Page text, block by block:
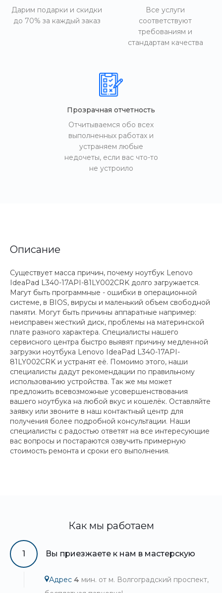
Дарим подарки и скидки
до 70% за каждый заказ
Все услуги
соответствуют
требованиям и
стандартам качества
Прозрачная отчетность
Отчитываемся обо всех
выполненных работах и
устраняем любые
недочеты, если вас что-то
не устроило
Описание
Существует масса причин, почему ноутбук Lenovo
IdeaPad L340-17API-81LY002CRK долго загружается.
Магут быть программные - ошибки в операционной
системе, в BIOS, вирусы и маленький объем свободной
памяти. Могут быть причины аппаратные например:
неисправен жесткий диск, проблемы на материнской
плате разного характера. Специалисты нашего
сервисного центра быстро выявят причину медленной
загрузки ноутбука Lenovo IdeaPad L340-17API-
81LY002CRK и устранят её. Помоимо этого, наши
специалисты дадут рекомендации по правильному
использованию устройства. Так же мы может
предложить всевозможные усовершенствования
вашего ноутбука на любой вкус и кошелёк. Оставляйте
заявку или звоните в наш контактный центр для
получения более подробной консультации. Наши
специалисты с радостью ответят на все интересующие
вас вопросы и постараются озвучить примерную
стоимость ремонта и сроки его выполнения.
Как мы работаем
1 Вы приезжаете к нам в мастерскую
Адрес 4 мин. от м. Волгоградский проспект,